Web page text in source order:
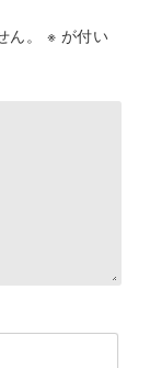
。 ※ が付い